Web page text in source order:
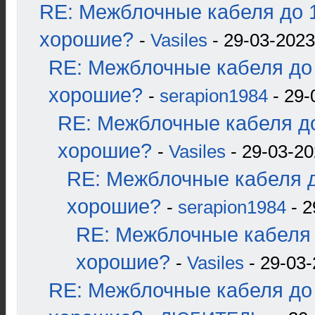
RE: Межблочные кабеля до
хорошие? - Vasiles - 29-03-
RE: Межблочные кабеля до
хорошие? - serapion1984 - 29-
RE: Межблочные кабеля
хорошие? - Vasiles - 29-03-
RE: Межблочные кабеля
хорошие? - serapion1984 -
RE: Межблочные кабеля
хорошие? - Vasiles - 29-
RE: Межблочные кабеля до